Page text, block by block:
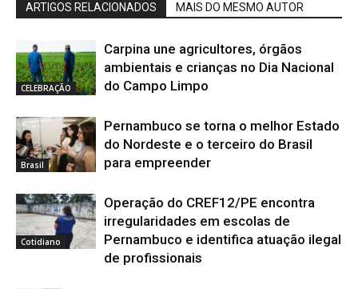
ARTIGOS RELACIONADOS MAIS DO MESMO AUTOR
CELEBRAÇÃO
Carpina une agricultores, órgãos
ambientais e crianças no Dia Nacional
do Campo Limpo
Brasil
Pernambuco se torna o melhor Estado
do Nordeste e o terceiro do Brasil
para empreender
Cotidiano
Operação do CREF12/PE encontra
irregularidades em escolas de
Pernambuco e identifica atuação ilegal
de profissionais